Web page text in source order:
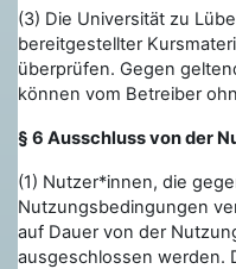
(3) Die Universität zu
bereitgestellter
überprüfen. Gegen
können vom Betreiber
§ 6 Ausschluss von der
(1) Nutzer*innen, die
Nutzungsbedingungen
auf Dauer von der
ausgeschlossen werden.